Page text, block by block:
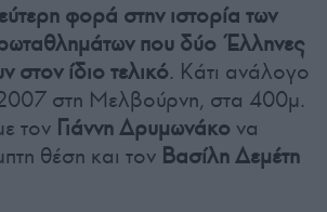
φορά στην ιστορία των
που δύο Έλληνες
στον ίδιο τελικό. Κάτι ανάλογο
2007 στη Μελβούρνη, στα 400μ.
τον Γιάννη Δρυμωνάκονα
θέση και τον Βασίλη Δεμέτη